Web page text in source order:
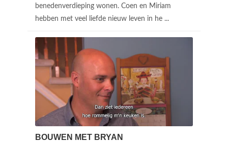
benedenverdieping wonen. Coen en Miriam
hebben met veel liefde nieuw leven in he ...
BOUWEN MET BRYAN